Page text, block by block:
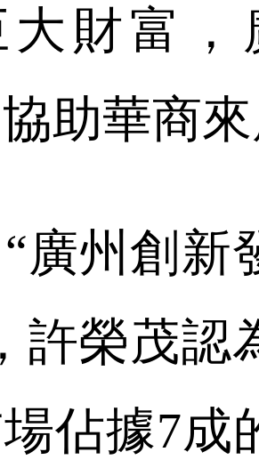
大財富
助華商
州創新
許榮茂認
佔據7成